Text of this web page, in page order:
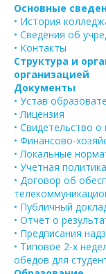
Основные
• История
• Сведения об
• Контакты
Структура и
организацией
Документы
• Устав
• Лицензия
• Свидетельство о
• Финансово-
• Локальные
• Учетная политика
• Договор об
• Публичный
• Отчет о
• Предписания
• Типовое 2-х
обедов для